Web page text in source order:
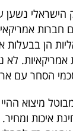
הישראלי
חברות
הן בבעלות
לא
הסחר עם
מיצוא
איכות ומחיר.